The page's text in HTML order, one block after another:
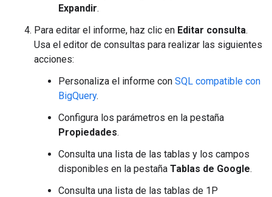
Expandir.
Para editar el informe, haz clic en Editar consulta.
Usa el editor de consultas para realizar las siguientes
acciones:
Personaliza el informe con SQL compatible con
BigQuery.
Configura los parámetros en la pestaña
Propiedades.
Consulta una lista de las tablas y los campos
disponibles en la pestaña Tablas de Google.
Consulta una lista de las tablas de 1P